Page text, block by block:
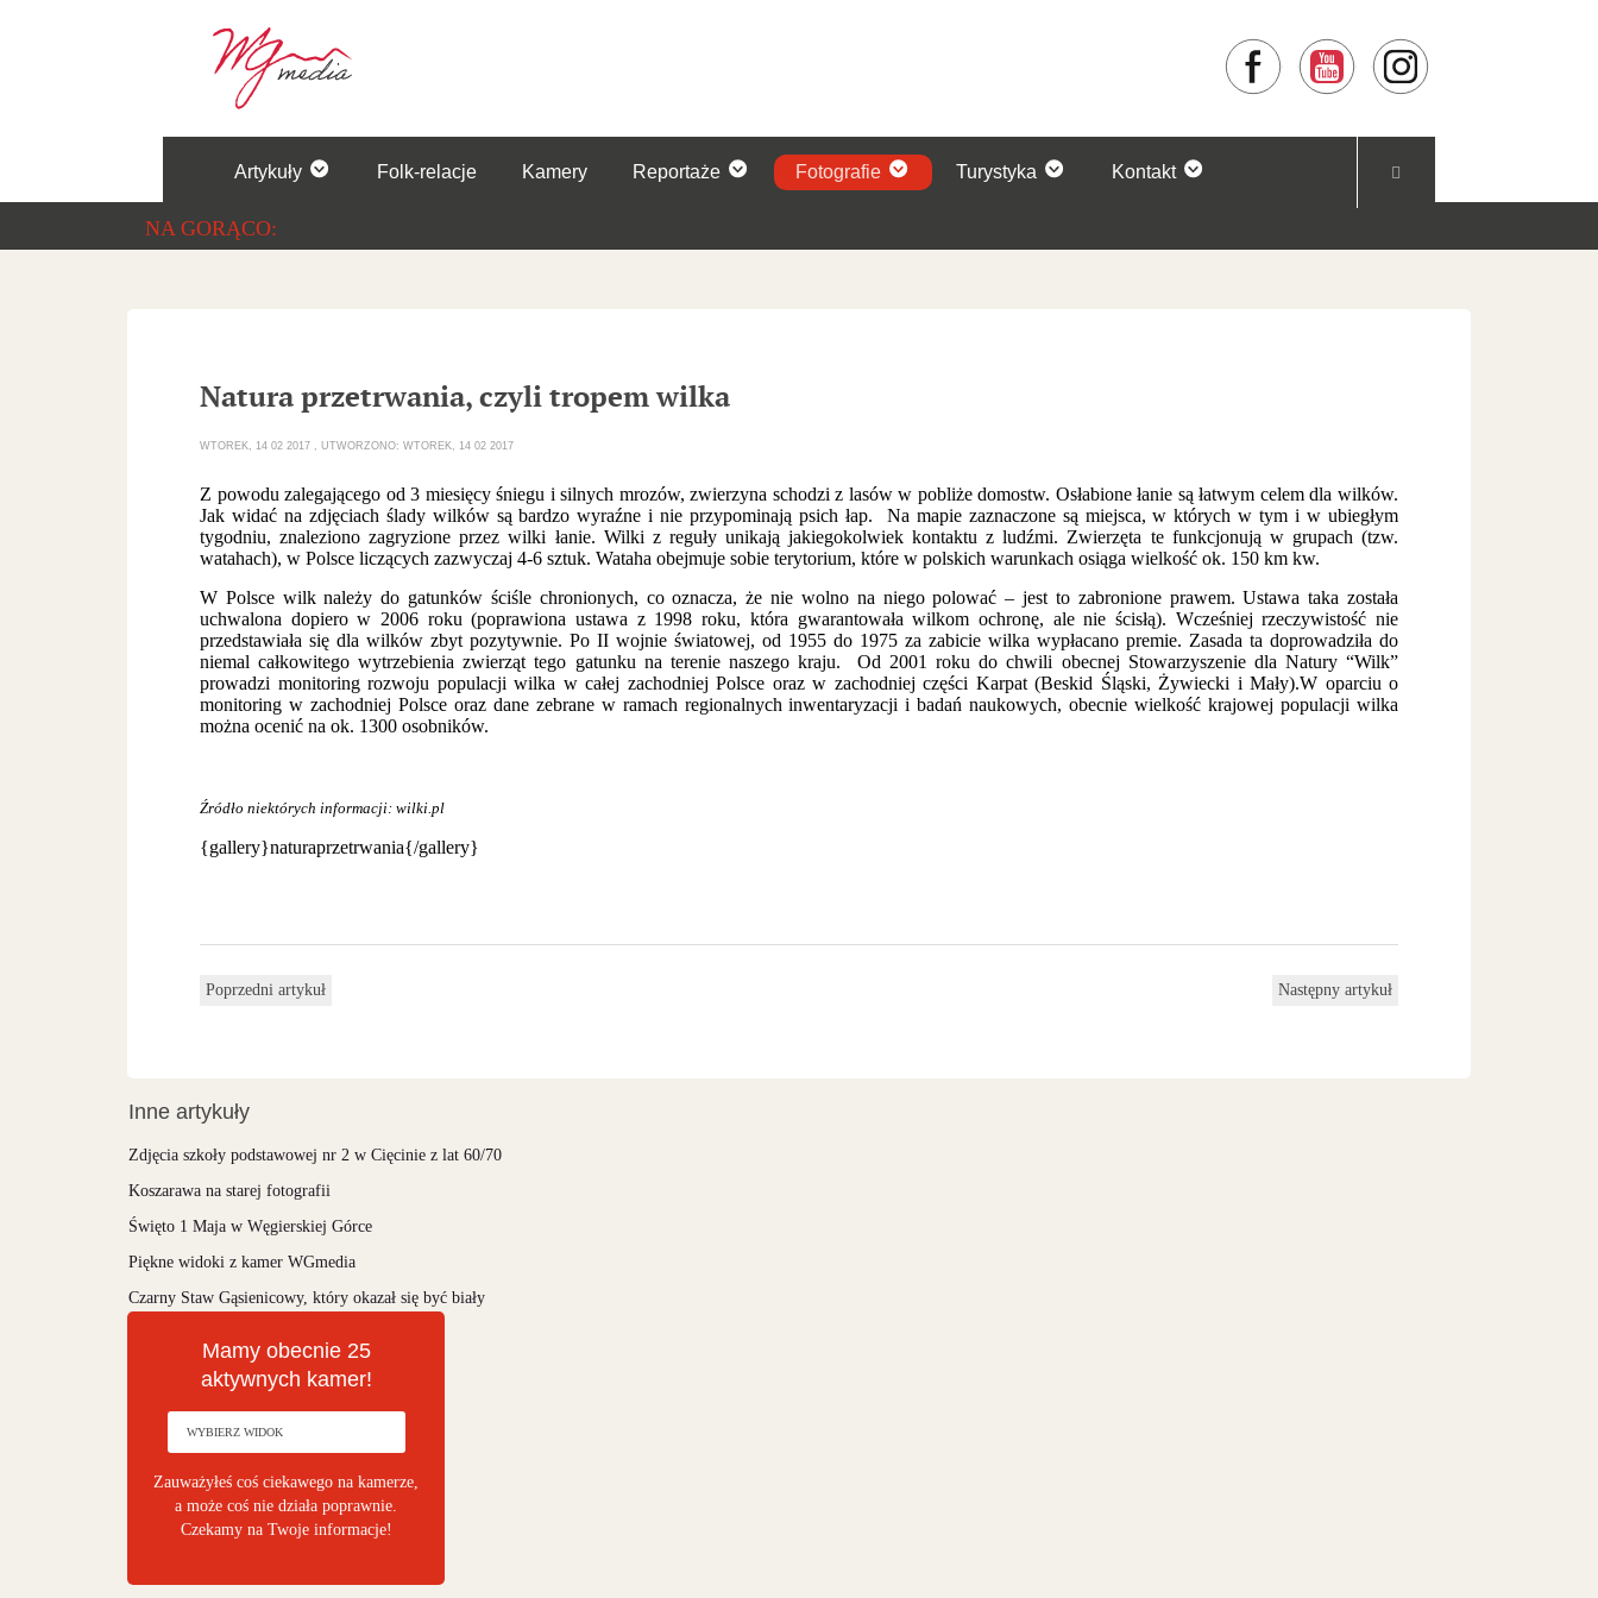
Facebook YouTube
Artykuły Folk-relacje Kamery Reportaże Fotografie Turystyka Kontakt
NA GORĄCO:
Natura przetrwania, czyli tropem wilka
WTOREK, 14 02 2017 UTWORZONO: WTOREK, 14 02 2017
Z powodu zalegającego od 3 miesięcy śniegu i silnych mrozów, zwierzyna schodzi z lasów w pobliże domostw. Osłabione łanie są łatwym celem dla wilków.
Jak widać na zdjęciach ślady wilków są bardzo wyraźne i nie przypominają psich łap. Na mapie zaznaczone są miejsca, w których w tym i w ubiegłym
tygodniu, znaleziono zagryzione przez wilki łanie. Wilki z reguły unikają jakiegokolwiek kontaktu z ludźmi. Zwierzęta te funkcjonują w grupach (tzw.
watahach), w Polsce liczących zazwyczaj 4-6 sztuk. Wataha obejmuje sobie terytorium, które w polskich warunkach osiąga wielkość ok. 150 km kw.
W Polsce wilk należy do gatunków ściśle chronionych, co oznacza, że nie wolno na niego polować – jest to zabronione prawem. Ustawa taka została
uchwalona dopiero w 2006 roku (poprawiona ustawa z 1998 roku, która gwarantowała wilkom ochronę, ale nie ścisłą). Wcześniej rzeczywistość nie
przedstawiała się dla wilków zbyt pozytywnie. Po II wojnie światowej, od 1955 do 1975 za zabicie wilka wypłacano premie. Zasada ta doprowadziła do
niemal całkowitego wytrzebienia zwierząt tego gatunku na terenie naszego kraju. Od 2001 roku do chwili obecnej Stowarzyszenie dla Natury “Wilk”
prowadzi monitoring rozwoju populacji wilka w całej zachodniej Polsce oraz w zachodniej części Karpat (Beskid Śląski, Żywiecki i Mały).W oparciu o
monitoring w zachodniej Polsce oraz dane zebrane w ramach regionalnych inwentaryzacji i badań naukowych, obecnie wielkość krajowej populacji wilka
można ocenić na ok. 1300 osobników.
Źródło niektórych informacji: wilki.pl
{gallery}naturaprzetrwania{/gallery}
Poprzedni artykuł Następny artykuł
Inne artykuły
Zdjęcia szkoły podstawowej nr 2 w Cięcinie z lat 60/70
Koszarawa na starej fotografii
Święto 1 Maja w Węgierskiej Górce
Piękne widoki z kamer WGmedia
Czarny Staw Gąsienicowy, który okazał się być biały
Mamy obecnie 25
aktywnych kamer!
Zauważyłeś coś ciekawego na kamerze,
a może coś nie działa poprawnie.
Czekamy na Twoje informacje!